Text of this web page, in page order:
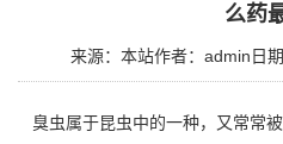
么药
来源：本站作者：admin 日
臭虫属于昆虫中的一种，又常常